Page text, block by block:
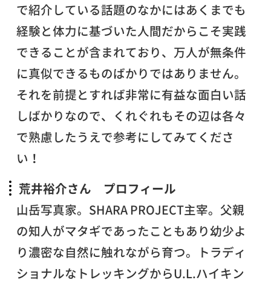
で紹介している話題のなかにはあくまでも
経験と体力に基づいた人間だからこそ実践
できることが含まれており、万人が無条件
に真似できるものばかりではありません。
それを前提とすれば非常に有益な面白い話
しばかりなので、くれぐれもその辺は各々
で熟慮したうえで参考にしてみてくださ
い！
荒井裕介さん プロフィール
山岳写真家。SHARA PROJECT主宰。父親
の知人がマタギであったこともあり幼少よ
り濃密な自然に触れながら育つ。トラディ
ショナルなトレッキングからU.L.ハイキン